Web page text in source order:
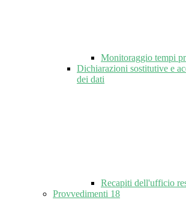
Monitoraggio tempi
Dichiarazioni sostitutive e
dei dati
Recapiti dell'ufficio
Provvedimenti 18